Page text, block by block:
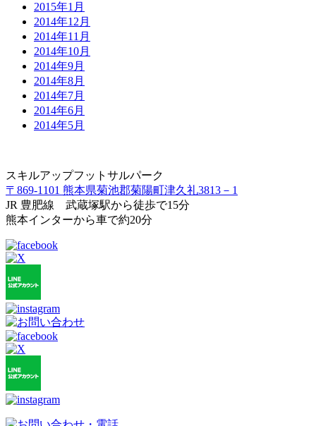
2015年1月
2014年12月
2014年11月
2014年10月
2014年9月
2014年8月
2014年7月
2014年6月
2014年5月
スキルアップフットサルパーク
〒869-1101 熊本県菊池郡菊陽町津久礼3813－1
JR 豊肥線 武蔵塚駅から徒歩で15分
熊本インターから車で約20分